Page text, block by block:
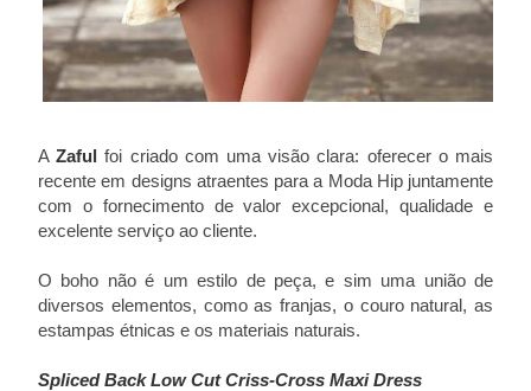
AZaful foi criado com uma visão clara: oferecer o mais
recente em designs atraentes para a Moda Hip juntamente
com o fornecimento de valor excepcional, qualidade e
excelente serviço ao cliente.
O boho não é um estilo de peça, e sim uma união de
diversos elementos, como as franjas, o couro natural, as
estampas étnicas e os materiais naturais.
Spliced Back Low Cut Criss-Cross Maxi Dress